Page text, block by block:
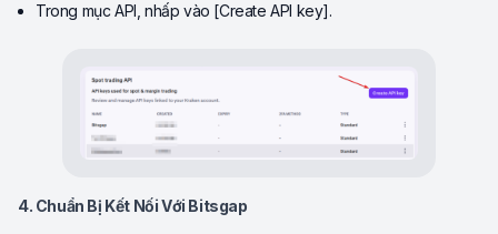
Trong mục API, nhấp vào [Create API key].
4. Chuẩn Bị Kết Nối Với Bitsgap